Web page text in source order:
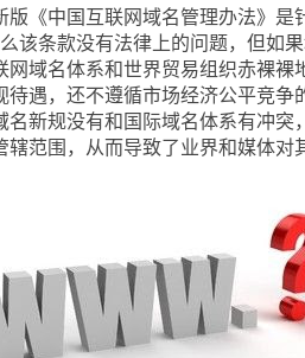
中国互联网域名管理办法》是
该条款没有法律上的问题，但如
网域名体系和世界贸易组织赤裸
待遇，还不遵循市场经济公平竞
名新规没有和国际域名体系有冲
辖范围，从而导致了业界和媒体对